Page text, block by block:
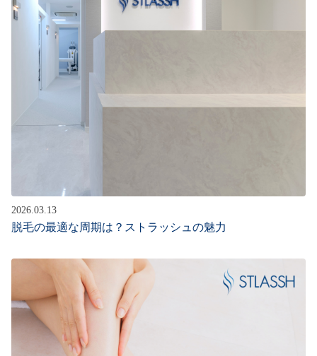
2026.03.13
脱毛の最適な周期は？ストラッシュの魅力